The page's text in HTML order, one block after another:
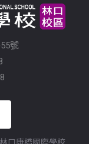
號